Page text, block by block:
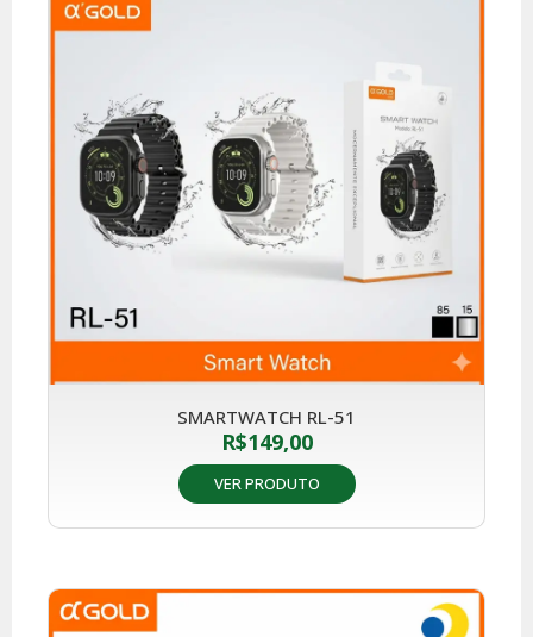
SMARTWATCH RL-51
R$149,00
VER PRODUTO